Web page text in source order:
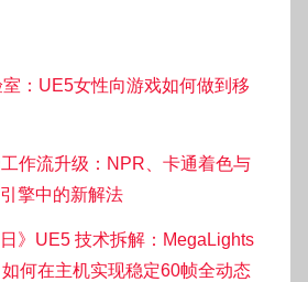
：UE5女性向游戏如何做到移
作流升级：NPR、卡通着色与
擎中的新解法
日》UE5 技术拆解：MegaLights
何在主机实现稳定60帧全动态